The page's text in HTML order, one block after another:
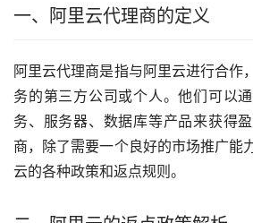
一、阿里云代理商的定义
阿里云代理商是指与阿里云进行合作
务的第三方公司或个人。他们可以
务、服务器、数据库等产品来获得
商，除了需要一个良好的市场推广能
云的各种政策和返点规则。